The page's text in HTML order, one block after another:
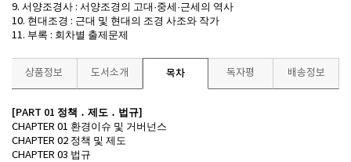
9. 서양조경사 : 서양조경의 고대 ·중세 ·근세의 역사
10. 현대조경 : 근대 및 현대의 조경 사조와 작가
11. 부록 : 회차별 출제문제
상품정보 도서소개 목차 독자평 배송정보
[PART 01 정책 ․ 제도 ․ 법규]
CHAPTER 01 환경이슈 및 거버넌스
CHAPTER 02 정책 및 제도
CHAPTER 03 법규